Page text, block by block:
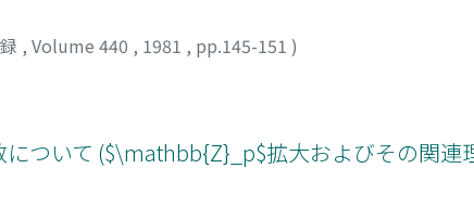
, Volume 440 , 1981 , pp.145-151 )
ついて ($\mathbb{Z}_p$拡大およびその関連